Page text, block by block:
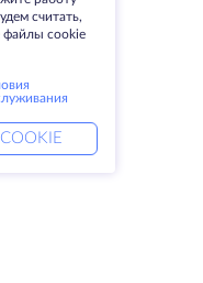
считать,
файлы cookie